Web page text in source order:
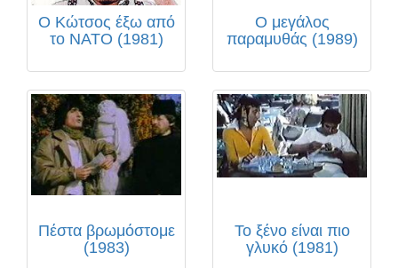
Ο Κώτσος έξω από
το ΝΑΤΟ (1981)
Ο μεγάλος
παραμυθάς (1989)
Πέστα βρωμόστομε
(1983)
Το ξένο είναι πιο
γλυκό (1981)